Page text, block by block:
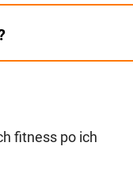
fitness po ich